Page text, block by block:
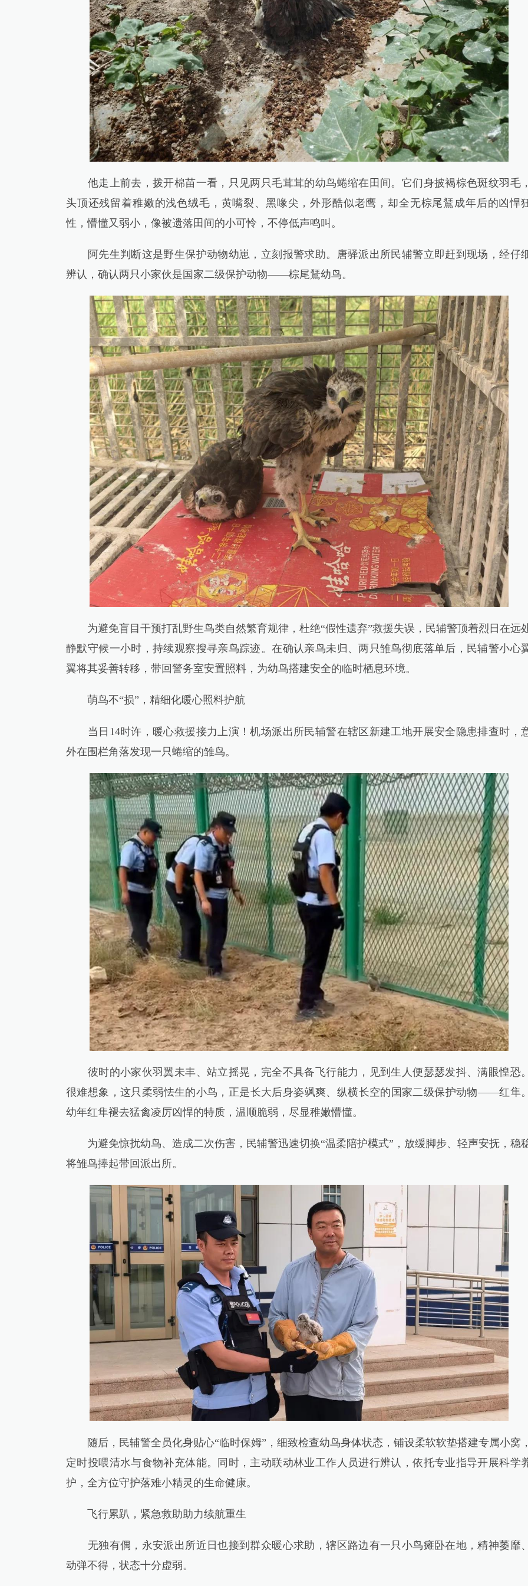
他走上前去，拨开棉苗一看，只见两只毛茸茸的幼鸟蜷缩在田间。它们身披褐棕色斑纹羽毛，
头顶还残留着稚嫩的浅色绒毛，黄嘴裂、黑喙尖，外形酷似老鹰，却全无棕尾鵟成年后的凶悍
性，懵懂又弱小，像被遗落田间的小可怜，不停低声鸣叫。
阿先生判断这是野生保护动物幼崽，立刻报警求助。唐驿派出所民辅警立即赶到现场，经仔
辨认，确认两只小家伙是国家二级保护动物——棕尾鵟幼鸟。
为避免盲目干预打乱野生鸟类自然繁育规律，杜绝“假性遗弃”救援失误，民辅警顶着烈日在远
静默守候一小时，持续观察搜寻亲鸟踪迹。在确认亲鸟未归、两只雏鸟彻底落单后，民辅警小心
翼将其妥善转移，带回警务室安置照料，为幼鸟搭建安全的临时栖息环境。
萌鸟不“损”，精细化暖心照料护航
当日14时许，暖心救援接力上演！机场派出所民辅警在辖区新建工地开展安全隐患排查时，
外在围栏角落发现一只蜷缩的雏鸟。
彼时的小家伙羽翼未丰、站立摇晃，完全不具备飞行能力，见到生人便瑟瑟发抖、满眼惶恐。
很难想象，这只柔弱怯生的小鸟，正是长大后身姿飒爽、纵横长空的国家二级保护动物——红隼。
幼年红隼褪去猛禽凌厉凶悍的特质，温顺脆弱，尽显稚嫩懵懂。
为避免惊扰幼鸟、造成二次伤害，民辅警迅速切换“温柔陪护模式”，放缓脚步、轻声安抚，稳
将雏鸟捧起带回派出所。
随后，民辅警全员化身贴心“临时保姆”，细致检查幼鸟身体状态，铺设柔软软垫搭建专属小窝，
定时投喂清水与食物补充体能。同时，主动联动林业工作人员进行辨认，依托专业指导开展科学
护，全方位守护落难小精灵的生命健康。
飞行累趴，紧急救助助力续航重生
无独有偶，永安派出所近日也接到群众暖心求助，辖区路边有一只小鸟瘫卧在地，精神萎靡、
动弹不得，状态十分虚弱。